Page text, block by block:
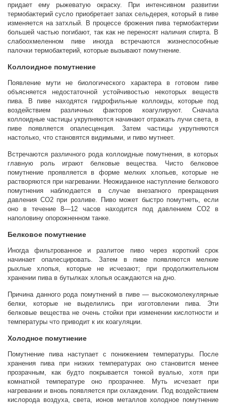
придает ему рыжеватую окраску. При интенсивном развитии
термобактерий сусло приобретает запах сельдерея, который в пиве
изменяется на затхлый. В процессе брожения пива термобактерии
большей частью погибают, так как не переносят наличия спирта. В
слабоохмеленном пиве иногда встречаются жизнеспособные
палочки термобактерий, которые вызывают помутнение.
Коллоидное помутнение
Появление мути не биологического характера в готовом пиве
объясняется недостаточной устойчивостью некоторых веществ
пива. В пиве находятся гидрофильные коллоиды, которые под
воздействием различных факторов коагулируют. Сначала
коллоидные частицы укрупняются начинают отражать лучи света, в
пиве появляется опалесценция. Затем частицы укрупняются
настолько, что становятся видимыми, и пиво мутнеет.
Встречаются различного рода коллоидные помутнения, в которых
главную роль играют белковые вещества. Чисто белковое
помутнение проявляется в форме мелких хлопьев, которые не
растворяются при нагревании. Неожиданное наступление белкового
помутнения наблюдается в случае внезапного прекращения
давления СО2 при розливе. Пиво может быстро помутнеть, если
оно в течение 8—12 часов находится под давлением СО2 в
наполовину опорожненном танке.
Белковое помутнение
Иногда фильтрованное и разлитое пиво через короткий срок
начинает опалесцировать. Затем в пиве появляются мелкие
рыхлые хлопья, которые не исчезают; при продолжительном
хранении пива в бутылках хлопья осаждаются на дно.
Причина данного рода помутнений в пиве — высокомолекулярные
белки, которые не выделились при изготовлении пива. Эти
белковые вещества не очень стойки при изменении кислотности и
температуры что приводит к их коагуляции.
Холодное помутнение
Помутнение пива наступает с понижением температуры. После
хранения пива при низких температурах оно становится менее
прозрачным, как будто покрывается тонкой вуалью, хотя при
комнатной температуре оно прозрачнее. Муть исчезает при
нагревании и вновь появляется при охлаждении. Под воздействием
кислорода воздуха, света, ионов металлов холодное помутнение